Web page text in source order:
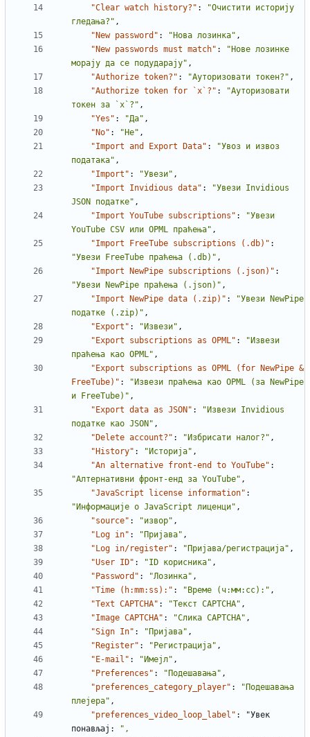
"Clear watch history?" :
"Очистити историју
гледања?" ,
"New password" : "Нова лозинка" ,
"New passwords must match" :
"Нове лозинке
морају да се подударају" ,
"Authorize token?" : "Ауторизовати токен?" ,
"Authorize token for `x`?" :
"Ауторизовати
токен за `x`?" ,
"Yes" : "Да" ,
"No" : "Не" ,
"Import and Export Data" :
"Увоз и извоз
података" ,
"Import" : "Увези" ,
"Import Invidious data" :
"Увези Invidious
JSON податке" ,
"Import YouTube subscriptions" :
"Увези
YouTube CSV или OPML праћења" ,
"Import FreeTube subscriptions (.db)" :
"Увези FreeTube праћења (.db)" ,
"Import NewPipe subscriptions (.json)" :
"Увези NewPipe праћења (.json)" ,
"Import NewPipe data (.zip)" :
"Увези NewPipe
податке (.zip)" ,
"Export" : "Извези" ,
"Export subscriptions as OPML" :
"Извези
праћења као OPML" ,
"Export subscriptions as OPML (for NewPipe &
FreeTube)" :
"Извези праћења као OPML (за NewPipe
и FreeTube)" ,
"Export data as JSON" :
"Извези Invidious
податке као JSON" ,
"Delete account?" : "Избрисати налог?" ,
"History" : "Историја" ,
"An alternative front-end to YouTube" :
"Алтернативни фронт-енд за YouTube" ,
"JavaScript license information" :
"Информације о JavaScript лиценци" ,
"source" : "извор" ,
"Log in" : "Пријава" ,
"Log in/register" : "Пријава/регистрација" ,
"User ID" : "ID корисника" ,
"Password" : "Лозинка" ,
"Time (h:mm:ss):" : "Време (ч:мм:сс):" ,
"Text CAPTCHA" : "Текст CAPTCHA" ,
"Image CAPTCHA" : "Слика CAPTCHA" ,
"Sign In" : "Пријава" ,
"Register" : "Регистрација" ,
"E-mail" : "Имејл" ,
"Preferences" : "Подешавања" ,
"preferences_category_player" :
"Подешавања
плејера" ,
"preferences_video_loop_label" :
"Увек
понављај :